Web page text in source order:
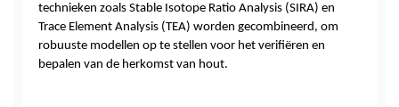
technieken zoals Stable Isotope Ratio Analysis (SIRA) en
Trace Element Analysis (TEA) worden gecombineerd, om
robuuste modellen op te stellen voor het verifiëren en
bepalen van de herkomst van hout.